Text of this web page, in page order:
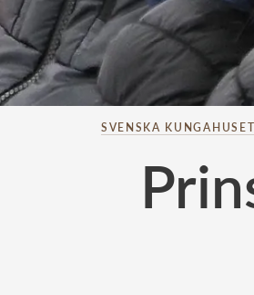
SVENSKA KUNGAHUSET